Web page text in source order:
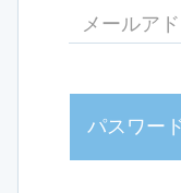
パスワー